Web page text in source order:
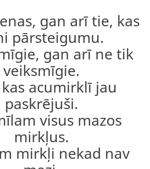
gan arī tie, kas
pārsteigumu.
gan arī ne tik
veiksmīgie.
acumirklī jau
paskrējuši.
visus mazos
mirkļus.
mirkļi nekad nav